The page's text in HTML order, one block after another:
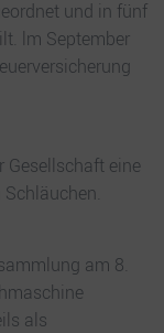
und in fünf
lm September
Gesellschaft eine
am 8.
als